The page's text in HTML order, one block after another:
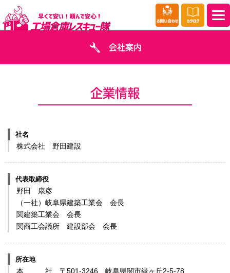
会社案内
企業情報
社名
株式会社 野田建設
代表取締役
野田 康彦
（一社）岐阜県建築工業会 会長
関建築工業会 会長
関商工会議所 建設部会 会長
所在地
本 社 〒501-3246 岐阜県関市緑ヶ丘2-5-78